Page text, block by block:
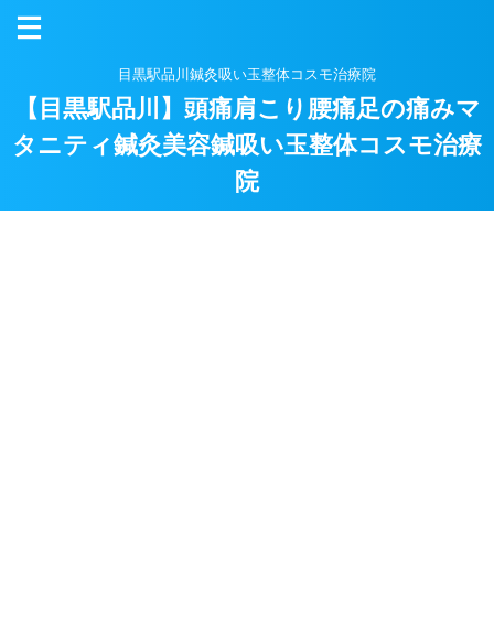
目黒駅品川鍼灸吸い玉整体コスモ治療院
【目黒駅品川】頭痛肩こり腰痛足の痛みマ
タニティ鍼灸美容鍼吸い玉整体コスモ治療
院